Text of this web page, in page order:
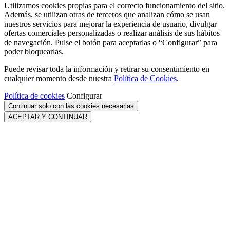
Utilizamos cookies propias para el correcto funcionamiento del sitio.
Además, se utilizan otras de terceros que analizan cómo se usan
nuestros servicios para mejorar la experiencia de usuario, divulgar
ofertas comerciales personalizadas o realizar análisis de sus hábitos
de navegación. Pulse el botón para aceptarlas o “Configurar” para
poder bloquearlas.
Puede revisar toda la información y retirar su consentimiento en
cualquier momento desde nuestra Política de Cookies.
Política de cookies Configurar
Continuar solo con las cookies necesarias
ACEPTAR Y CONTINUAR